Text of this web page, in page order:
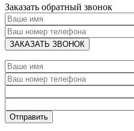
Заказать обратный звонок